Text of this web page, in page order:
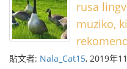
rusa
muziko,
貼文者: Nala_Cat15, 2019年